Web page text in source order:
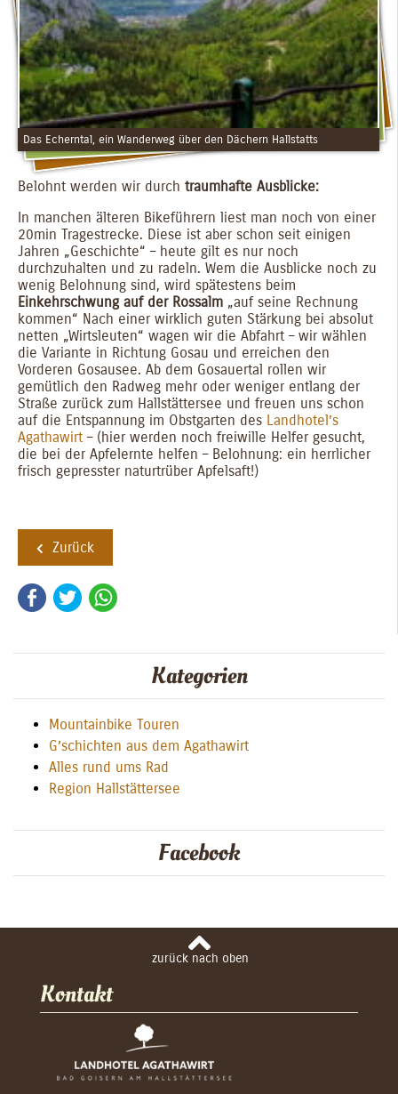
Das Echerntal, ein Wanderweg über den Dächern Hallstatts
Belohnt werden wir durch traumhafte Ausblicke:
In manchen älteren Bikeführern liest man noch von einer
20min Tragestrecke. Diese ist aber schon seit einigen
Jahren „Geschichte“ – heute gilt es nur noch
durchzuhalten und zu radeln. Wem die Ausblicke noch zu
wenig Belohnung sind, wird spätestens beim
Einkehrschwung auf der Rossalm „auf seine Rechnung
kommen“ Nach einer wirklich guten Stärkung bei absolut
netten „Wirtsleuten“ wagen wir die Abfahrt – wir wählen
die Variante in Richtung Gosau und erreichen den
Vorderen Gosausee. Ab dem Gosauertal rollen wir
gemütlich den Radweg mehr oder weniger entlang der
Straße zurück zum Hallstättersee und freuen uns schon
auf die Entspannung im Obstgarten des Landhotel’s
Agathawirt – (hier werden noch freiwille Helfer gesucht,
die bei der Apfelernte helfen – Belohnung: ein herrlicher
frisch gepresster naturtrüber Apfelsaft!)
Zurück
Facebook
Twitter
Kategorien
Mountainbike Touren
G’schichten aus dem Agathawirt
Alles rund ums Rad
Region Hallstättersee
Facebook
Kontakt